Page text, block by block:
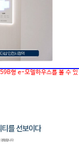
형 e-모델하우스를 볼 수 있